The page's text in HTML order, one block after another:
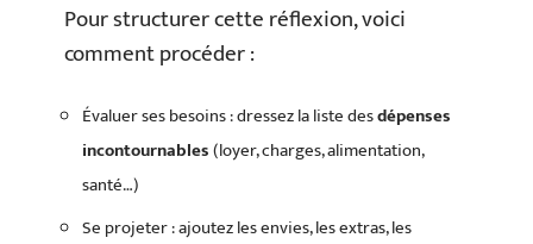
Pour structurer cette réflexion, voici
comment procéder :
Évaluer ses besoins : dressez la liste desdépenses
incontournables(loyer, charges, alimentation,
santé…)
Se projeter : ajoutez les envies, les extras, les